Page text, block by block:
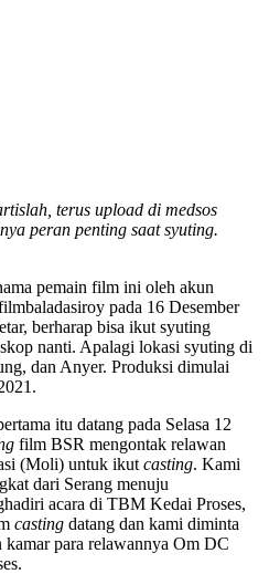
terus upload di medsos
peran penting saat syuting.
pemain film ini oleh akun
pada 16 Desember
berharap bisa ikut syuting
nanti. Apalagi lokasi syuting di
dan Anyer. Produksi dimulai
itu datang pada Selasa 12
film BSR mengontak relawan
(Moli) untuk ikut casting. Kami
dari Serang menuju
acara di TBM Kedai Proses,
casting datang dan kami diminta
kamar para relawannya Om DC